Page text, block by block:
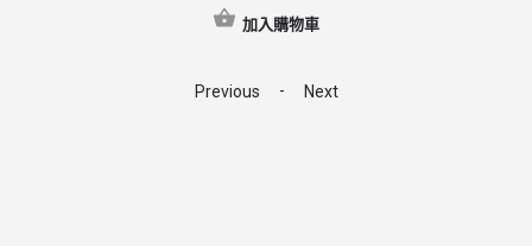
加入購物車
Previous - Next